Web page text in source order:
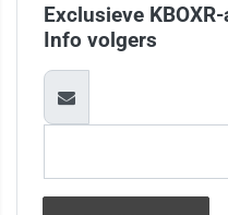
Exclusieve
Info volgers